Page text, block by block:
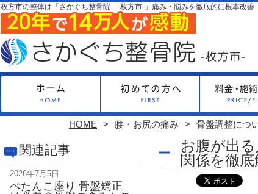
枚方市の整体は「さかぐち整骨院 -枚方市-」痛み・悩みを徹底的に根本改善
HOME 腰・お尻の痛み 骨盤調整につ
関連記事
2026年7月5日
ぺたんこ座り 骨盤矯正
お腹が出
関係を徹底